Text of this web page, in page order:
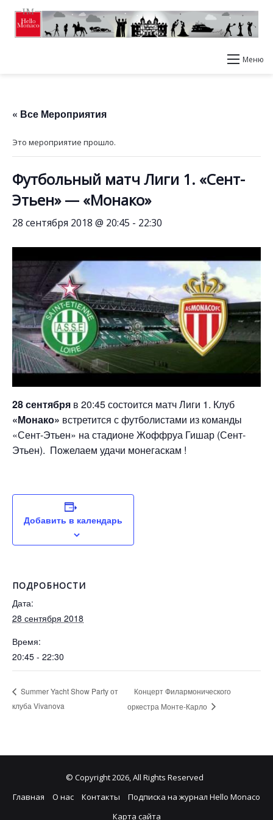
Меню
« Все Мероприятия
Это мероприятие прошло.
Футбольный матч Лиги 1. «Сент-
Этьен» — «Монако»
28 сентября 2018 @ 20:45 - 22:30
28 сентября в 20:45 состоится матч Лиги 1. Клуб
«Монако» встретится с футболистами из команды
«Сент-Этьен» на стадионе Жоффруа Гишар (Сент-
Этьен). Пожелаем удачи монегаскам !
Добавить в календарь
ПОДРОБНОСТИ
Дата:
28 сентября 2018
Время:
20:45 - 22:30
Summer Yacht Show Party от
клуба Vivanova
Концерт Филармонического
оркестра Монте-Карло
© Copyright 2026, All Rights Reserved
Главная
О нас Контакты
Подписка на журнал Hello Monaco
Карта сайта